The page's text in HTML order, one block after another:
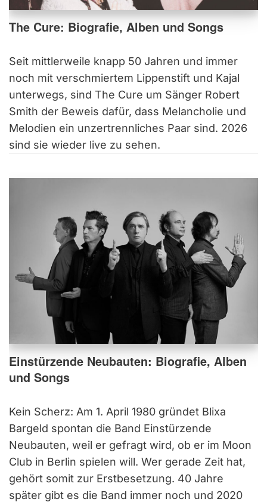
The Cure: Biografie, Alben und Songs
Seit mittlerweile knapp 50 Jahren und immer
noch mit verschmiertem Lippenstift und Kajal
unterwegs, sind The Cure um Sänger Robert
Smith der Beweis dafür, dass Melancholie und
Melodien ein unzertrennliches Paar sind. 2026
sind sie wieder live zu sehen.
Einstürzende Neubauten: Biografie, Alben
und Songs
Kein Scherz: Am 1. April 1980 gründet Blixa
Bargeld spontan die Band Einstürzende
Neubauten, weil er gefragt wird, ob er im Moon
Club in Berlin spielen will. Wer gerade Zeit hat,
gehört somit zur Erstbesetzung. 40 Jahre
später gibt es die Band immer noch und 2020